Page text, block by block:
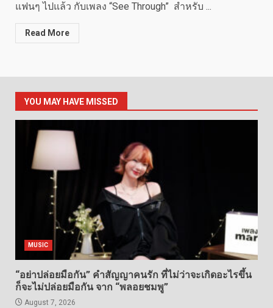
แฟนๆ ไปแล้ว กับเพลง “See Through” สำหรับ ...
Read More
YOU MAY HAVE MISSED
MUSIC
“อย่าปล่อยมือกัน” คำสัญญาคนรัก ที่ไม่ว่าจะเกิดอะไรขึ้น
ก็จะไม่ปล่อยมือกัน จาก “พลอยชมพู”
August 7, 2026